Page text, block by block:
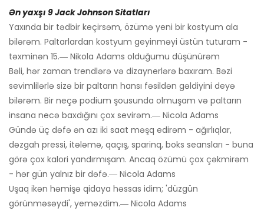
Ən yaxşı 9 Jack Johnson Sitatları
Yaxında bir tədbir keçirsəm, özümə yeni bir kostyum ala
bilərəm. Paltarlardan kostyum geyinməyi üstün tuturam -
təxminən 15.― Nikola Adams olduğumu düşünürəm
Bəli, hər zaman trendlərə və dizaynerlərə baxıram. Bəzi
sevimlilərlə sizə bir paltarın hansı fəsildən gəldiyini deyə
bilərəm. Bir neçə podium şousunda olmuşam və paltarın
insana necə baxdığını çox sevirəm.― Nicola Adams
Gündə üç dəfə ən azı iki saat məşq edirəm - ağırlıqlar,
dəzgah pressi, itələmə, qaçış, sparinq, boks seansları - buna
görə çox kalori yandırmışam. Ancaq özümü çox çəkmirəm
- hər gün yalnız bir dəfə.― Nicola Adams
Uşaq ikən həmişə qidaya həssas idim; 'düzgün
görünməsəydi', yeməzdim.― Nicola Adams